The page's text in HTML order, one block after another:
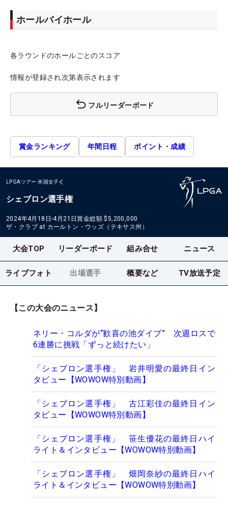
ホールバイホール
各ラウンドのホールごとのスコア
情報が登録され次第表示されます
フルリーダーボード
賞金ランキング 年間日程 ポイント・成績
LPGAツアー 米国女子
シェブロン選手権
2024年4月18日-4月21日賞金総額 $5,200,000
ザ・クラブ at カールトン・ウッズ（テキサス州）
大会TOP リーダーボード 組み合せ ニュース
ライブフォト 出場選手 概要など TV放送予定
【この大会のニュース】
ネリー・コルダが“歓喜の池ダイブ” 次週ロスで
6連勝に挑戦「ずっと続けたい」
「シェブロン選手権」 岩井明愛の最終日イン
タビュー【WOWOW特別動画】
「シェブロン選手権」 古江彩佳の最終日イン
タビュー【WOWOW特別動画】
「シェブロン選手権」 笹生優花の最終日ハイ
ライト＆インタビュー【WOWOW特別動画】
「シェブロン選手権」 畑岡奈紗の最終日ハイ
ライト＆インタビュー【WOWOW特別動画】